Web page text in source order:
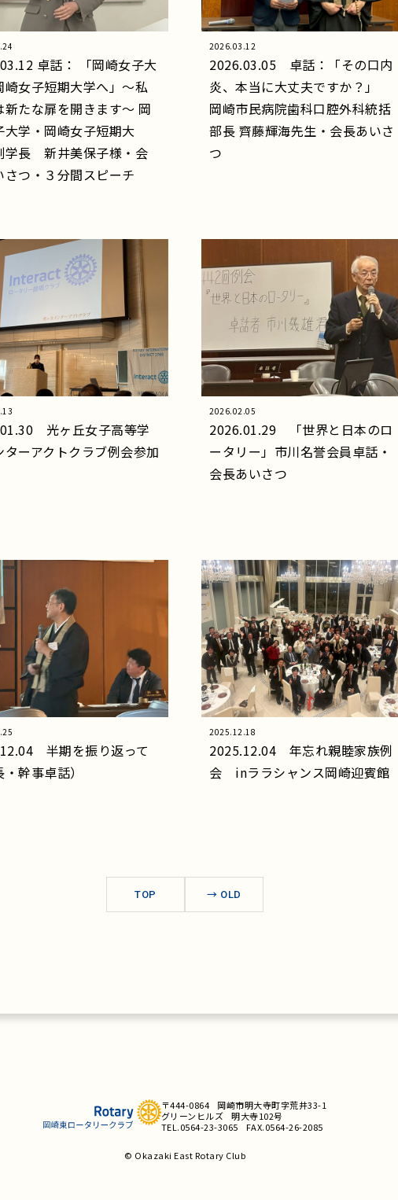
卓話： 「岡崎女子大
崎女子短期大学へ」～私
新たな扉を開きます～ 岡
大学・岡崎女子短期大
長 新井美保子様・会
さつ・３分間スピーチ
2026.03.12
2026.03.05 卓話：「その口内
炎、本当に大丈夫ですか？」
岡崎市民病院歯科口腔外科統括
部長 齊藤輝海先生・会長あいさ
つ
光ヶ丘女子高等学
ターアクトクラブ例会参加
2026.02.05
2026.01.29 「世界と日本のロ
ータリー」市川名誉会員卓話・
会長あいさつ
半期を振り返って
・幹事卓話）
2025.12.18
2025.12.04 年忘れ親睦家族例
会 inララシャンス岡崎迎賓館
TOP → OLD
〒444-0864
岡崎市明大寺町字荒井33-1
グリーンヒルズ
明大寺102号
TEL.0564-23-3065
FAX.0564-26-2085
© Okazaki East Rotary Club